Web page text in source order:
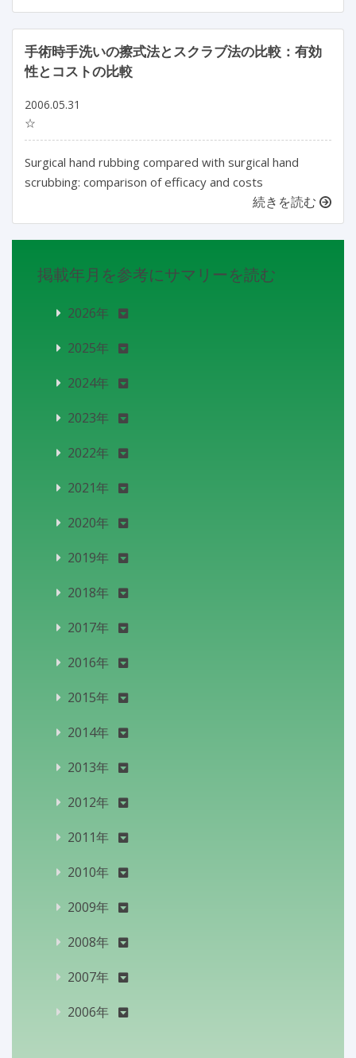
手術時手洗いの擦式法とスクラブ法の比較：有効
性とコストの比較
2006.05.31
☆
Surgical hand rubbing compared with surgical hand
scrubbing: comparison of efficacy and costs
続きを読む
掲載年月を参考にサマリーを読む
2026年
2025年
2024年
2023年
2022年
2021年
2020年
2019年
2018年
2017年
2016年
2015年
2014年
2013年
2012年
2011年
2010年
2009年
2008年
2007年
2006年